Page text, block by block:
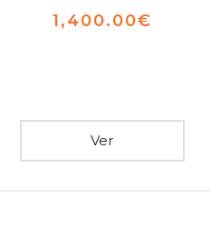
1,400.00€
Ver